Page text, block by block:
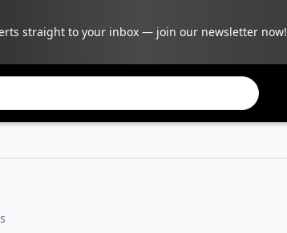
straight to your inbox — join our newsletter now!